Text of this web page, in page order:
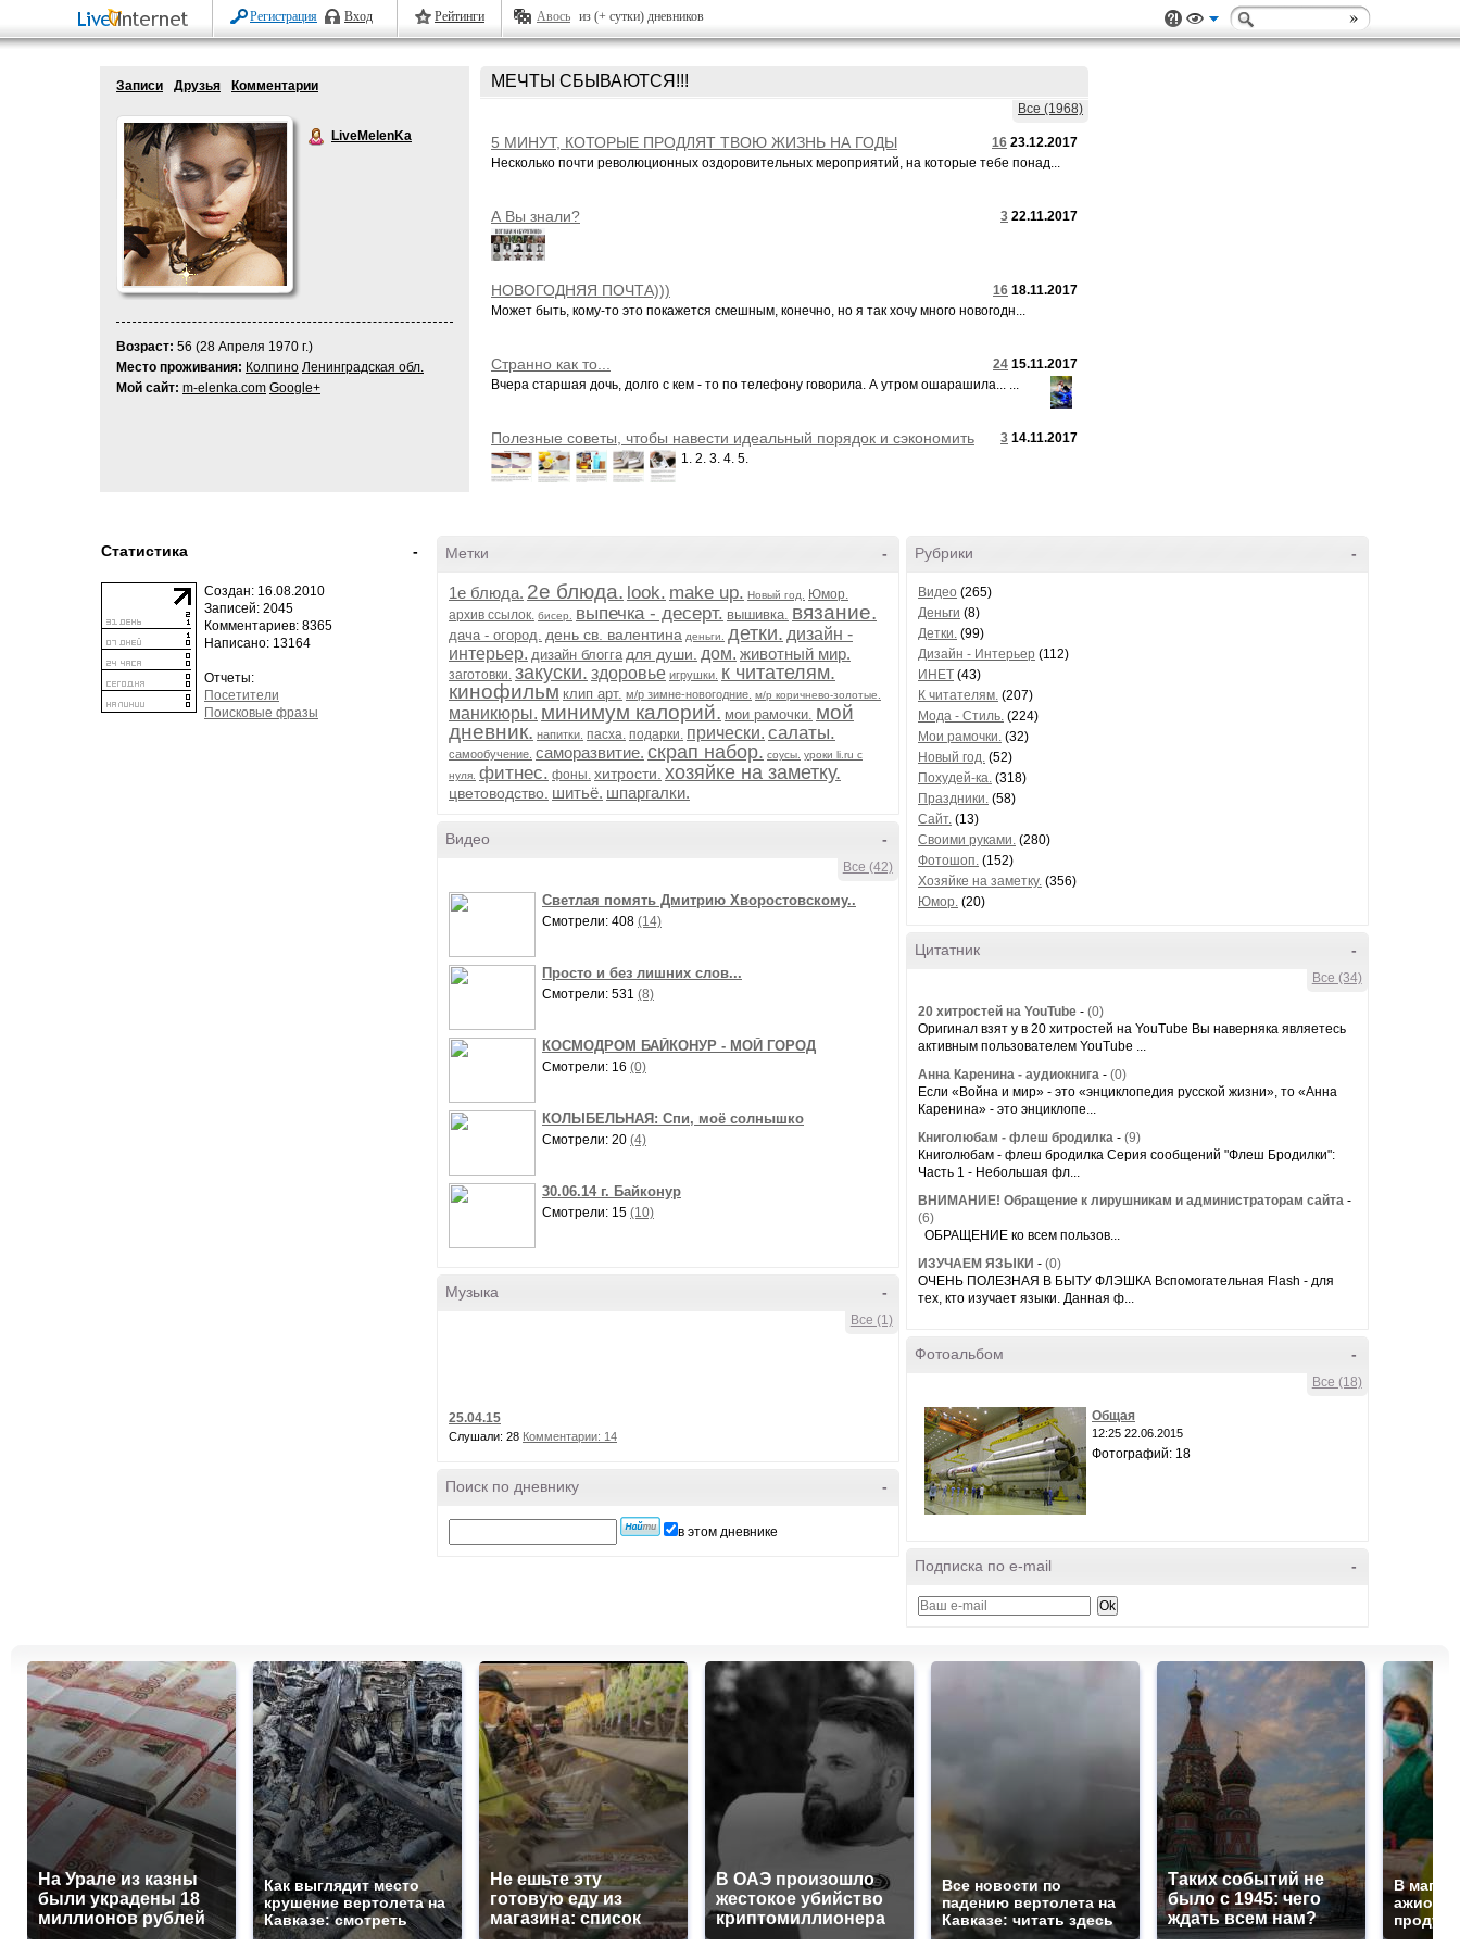
Регистрация Вход Рейтинги Авось из (+ сутки) дневников
Записи Друзья Комментарии
LiveMelenKa
Возраст: 56 (28 Апреля 1970 г.)
Место проживания: Колпино Ленинградская обл.
Мой сайт: m-elenka.com Google+
МЕЧТЫ СБЫВАЮТСЯ!!!
Все (1968)
16 23.12.2017
5 МИНУТ, КОТОРЫЕ ПРОДЛЯТ ТВОЮ ЖИЗНЬ НА ГОДЫ
Несколько почти революционных оздоровительных мероприятий, на которые тебе понад...
3 22.11.2017
А Вы знали?
16 18.11.2017
НОВОГОДНЯЯ ПОЧТА)))
Может быть, кому-то это покажется смешным, конечно, но я так хочу много новогодн...
24 15.11.2017
Странно как то...
Вчера старшая дочь, долго с кем - то по телефону говорила. А утром ошарашила... ...
3 14.11.2017
Полезные советы, чтобы навести идеальный порядок и сэкономить
время.
1. 2. 3. 4. 5.
-
Статистика
Создан: 16.08.2010
Записей: 2045
Комментариев: 8365
Написано: 13164
Отчеты:
Посетители
Поисковые фразы
-
Метки
1е блюда. 2е блюда. look. make up. Новый год.
Юмор.
архив ссылок. бисер. выпечка - десерт. вышивка. вязание.
дача - огород. день св. валентина деньги. детки. дизайн -
интерьер. дизайн блогга для души. дом. животный мир.
заготовки. закуски. здоровье игрушки. к читателям.
кинофильм клип арт. м/р зимне-новогодние. м/р коричнево-золотые.
маникюры. минимум калорий. мои рамочки. мой
дневник. напитки. пасха. подарки. прически. салаты.
самообучение. саморазвитие. скрап набор. соусы. уроки li.ru с
нуля. фитнес. фоны. хитрости. хозяйке на заметку.
цветоводство. шитьё. шпаргалки.
-
Видео
Все (42)
Светлая помять Дмитрию Хворостовскому..
Смотрели: 408 (14)
Просто и без лишних слов...
Смотрели: 531 (8)
КОСМОДРОМ БАЙКОНУР - МОЙ ГОРОД
Смотрели: 16 (0)
КОЛЫБЕЛЬНАЯ: Спи, моё солнышко
Смотрели: 20 (4)
30.06.14 г. Байконур
Смотрели: 15 (10)
-
Музыка
Все (1)
25.04.15
Слушали: 28 Комментарии: 14
-
Поиск по дневнику
в этом дневнике
-
Рубрики
Видео (265)
Деньги (8)
Детки. (99)
Дизайн - Интерьер (112)
ИНЕТ (43)
К читателям. (207)
Мода - Стиль. (224)
Мои рамочки. (32)
Новый год. (52)
Похудей-ка. (318)
Праздники. (58)
Сайт. (13)
Своими руками. (280)
Фотошоп. (152)
Хозяйке на заметку. (356)
Юмор. (20)
-
Цитатник
Все (34)
20 хитростей на YouTube - (0)
Оригинал взят у в 20 хитростей на YouTube Вы наверняка являетесь
активным пользователем YouTube ...
Анна Каренина - аудиокнига - (0)
Если «Война и мир» - это «энциклопедия русской жизни», то «Анна
Каренина» - это энциклопе...
Книголюбам - флеш бродилка - (9)
Книголюбам - флеш бродилка Серия сообщений "Флеш Бродилки":
Часть 1 - Небольшая фл...
ВНИМАНИЕ! Обращение к лирушникам и администраторам сайта -
(6)
ОБРАЩЕНИЕ ко всем пользов...
ИЗУЧАЕМ ЯЗЫКИ - (0)
ОЧЕНЬ ПОЛЕЗНАЯ В БЫТУ ФЛЭШКА Вспомогательная Flash - для
тех, кто изучает языки. Данная ф...
-
Фотоальбом
Все (18)
Общая
12:25 22.06.2015
Фотографий: 18
-
Подписка по e-mail
На Урале из казны
были украдены 18
миллионов рублей
Как выглядит место
крушение вертолета на
Кавказе: смотреть
Не ешьте эту
готовую еду из
магазина: список
В ОАЭ произошло
жестокое убийство
криптомиллионера
Все новости по
падению вертолета на
Кавказе: читать здесь
Таких событий не
было с 1945: чего
ждать всем нам?
В
ажиотаж